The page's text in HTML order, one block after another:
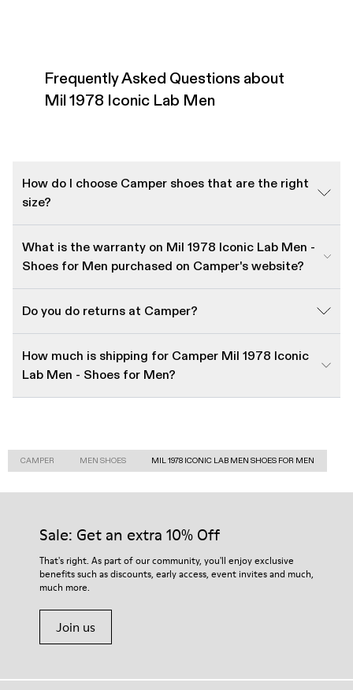
Frequently Asked Questions about
Mil 1978 Iconic Lab Men
How do I choose Camper shoes that are the right
size?
What is the warranty on Mil 1978 Iconic Lab Men -
Shoes for Men purchased on Camper's website?
Do you do returns at Camper?
How much is shipping for Camper Mil 1978 Iconic
Lab Men - Shoes for Men?
CAMPER MEN SHOES MIL 1978 ICONIC LAB MEN SHOES FOR MEN
Sale: Get an extra 10% Off
That's right. As part of our community, you'll enjoy exclusive
benefits such as discounts, early access, event invites and much,
much more.
Join us